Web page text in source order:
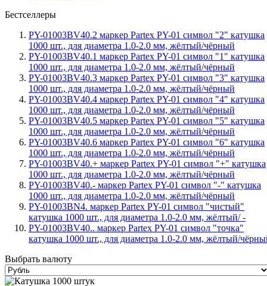
Бестселлеры
PY-01003BV40.2 маркер Partex PY-01 символ "2" катушка
1000 шт., для диаметра 1.0-2.0 мм, жёлтый/чёрный
PY-01003BV40.1 маркер Partex PY-01 символ "1" катушка
1000 шт., для диаметра 1.0-2.0 мм, жёлтый/чёрный
PY-01003BV40.3 маркер Partex PY-01 символ "3" катушка
1000 шт., для диаметра 1.0-2.0 мм, жёлтый/чёрный
PY-01003BV40.4 маркер Partex PY-01 символ "4" катушка
1000 шт., для диаметра 1.0-2.0 мм, жёлтый/чёрный
PY-01003BV40.5 маркер Partex PY-01 символ "5" катушка
1000 шт., для диаметра 1.0-2.0 мм, жёлтый/чёрный
PY-01003BV40.6 маркер Partex PY-01 символ "6" катушка
1000 шт., для диаметра 1.0-2.0 мм, жёлтый/чёрный
PY-01003BV40.+ маркер Partex PY-01 символ "+" катушка
1000 шт., для диаметра 1.0-2.0 мм, жёлтый/чёрный
PY-01003BV40.- маркер Partex PY-01 символ "-" катушка
1000 шт., для диаметра 1.0-2.0 мм, жёлтый/чёрный
PY-01003BN4. маркер Partex PY-01 символ "чистый"
катушка 1000 шт., для диаметра 1.0-2.0 мм, жёлтый/ -
PY-01003BV40.. маркер Partex PY-01 символ "точка"
катушка 1000 шт., для диаметра 1.0-2.0 мм, жёлтый/
Выбрать валюту